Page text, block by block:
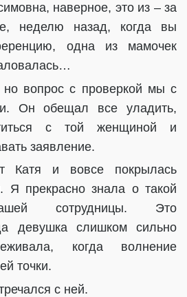
наверное, это из – за
неделю назад, когда вы
одна из мамочек
вопрос с проверкой мы с
Он обещал все уладить,
с той женщиной и
заявление.
Катя и вовсе покрылась
Я прекрасно знала о такой
сотрудницы. Это
девушка слишком сильно
когда волнение
точки.
с ней.